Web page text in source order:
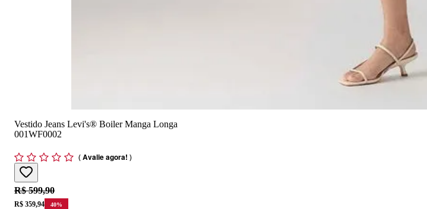
Vestido Jeans Levi's® Boiler Manga Longa
001WF0002
(Avalie agora! )
Original price:
R$ 599,90
Price:
R$ 359,94 40%